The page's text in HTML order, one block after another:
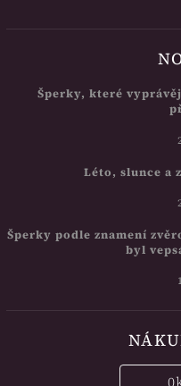
Šperky, které
Léto, slunce a
Šperky podle znamení
byl